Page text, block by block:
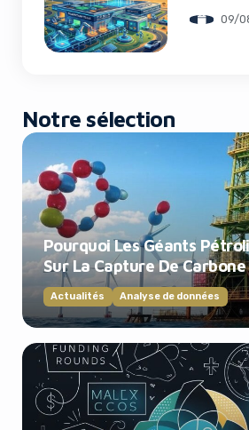
09/
Notre sélection
Pourquoi Les Géants
Sur La Capture De Carbone
Actualités Analyse de données